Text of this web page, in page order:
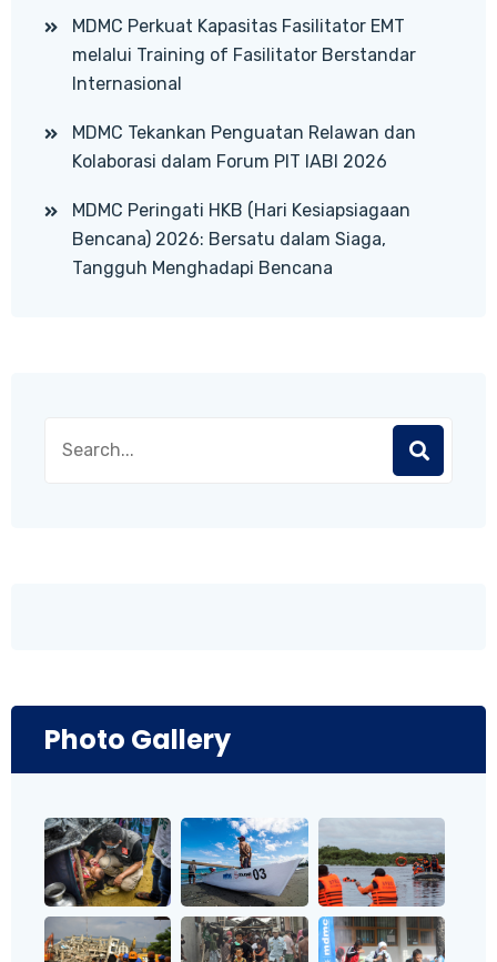
MDMC Perkuat Kapasitas Fasilitator EMT
melalui Training of Fasilitator Berstandar
Internasional
MDMC Tekankan Penguatan Relawan dan
Kolaborasi dalam Forum PIT IABI 2026
MDMC Peringati HKB (Hari Kesiapsiagaan
Bencana) 2026: Bersatu dalam Siaga,
Tangguh Menghadapi Bencana
Photo Gallery